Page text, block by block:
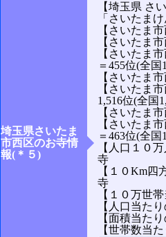
埼玉県さいたま
市西区のお寺情
報(＊５)
【埼玉県 さ
「さいたま
【さいたま
【さいたま
【さいたま
＝455位(全
【さいたま
【さいたま
1,516位(全国
【さいたま
【さいたま
＝463位(全
【人口１０
寺
【１０Km四
寺
【１０万世
【人口当た
【面積当た
【世帯数当